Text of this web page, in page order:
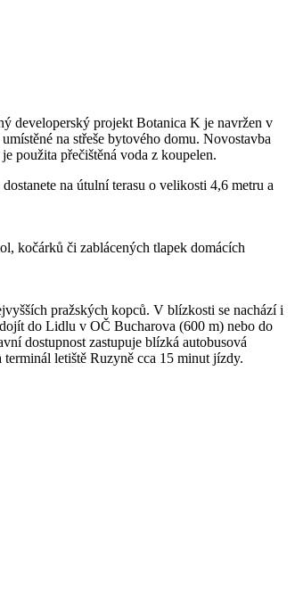
developerský projekt Botanica K je navržen v
na střeše bytového domu. Novostavba
použita přečištěná voda z koupelen.
na útulní terasu o velikosti 4,6 metru a
kočárků či zablácených tlapek domácích
pražských kopců. V blízkosti se nachází i
do Lidlu v OČ Bucharova (600 m) nebo do
dostupnost zastupuje blízká autobusová
letiště Ruzyně cca 15 minut jízdy.